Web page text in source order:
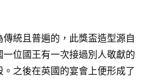
統且普遍的，此獎盃造型源自
位國王有一次接過別人敬獻的
之後在英國的宴會上便形成了